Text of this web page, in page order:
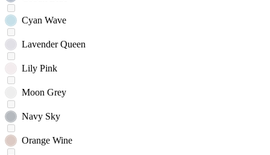
Cyan Wave
Lavender Queen
Lily Pink
Moon Grey
Navy Sky
Orange Wine